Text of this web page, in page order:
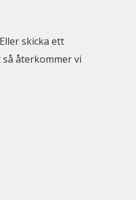
skicka ett
återkommer vi